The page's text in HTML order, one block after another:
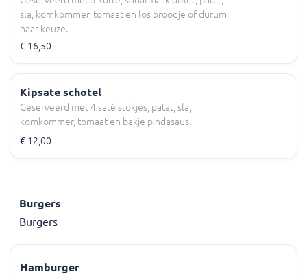
sla, komkommer, tomaat en los broodje of durum
naar keuze.
€ 16,50
Kipsate schotel
Geserveerd met 4 saté stokjes, patat, sla,
komkommer, tomaat en bakje pindasaus.
€ 12,00
Burgers
Burgers
Hamburger